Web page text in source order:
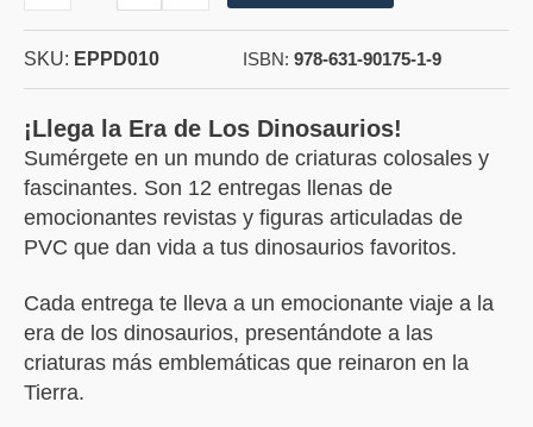
Espinosaurio
SKU: EPPD010 ISBN: 978-631-90175-1-9
¡Llega la Era de Los Dinosaurios!
Sumérgete en un mundo de criaturas colosales y
fascinantes. Son 12 entregas llenas de
emocionantes revistas y figuras articuladas de
PVC que dan vida a tus dinosaurios favoritos.
Cada entrega te lleva a un emocionante viaje a la
era de los dinosaurios, presentándote a las
criaturas más emblemáticas que reinaron en la
Tierra.